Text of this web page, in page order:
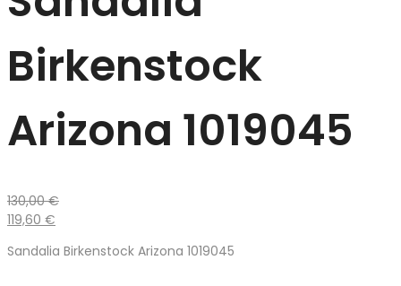
Birkenstock
Arizona 1019045
130,00€
119,60 €
Sandalia Birkenstock Arizona 1019045